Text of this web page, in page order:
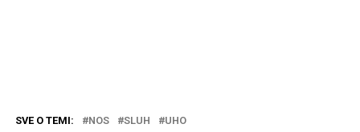
SVE O TEMI: NOS SLUH UHO